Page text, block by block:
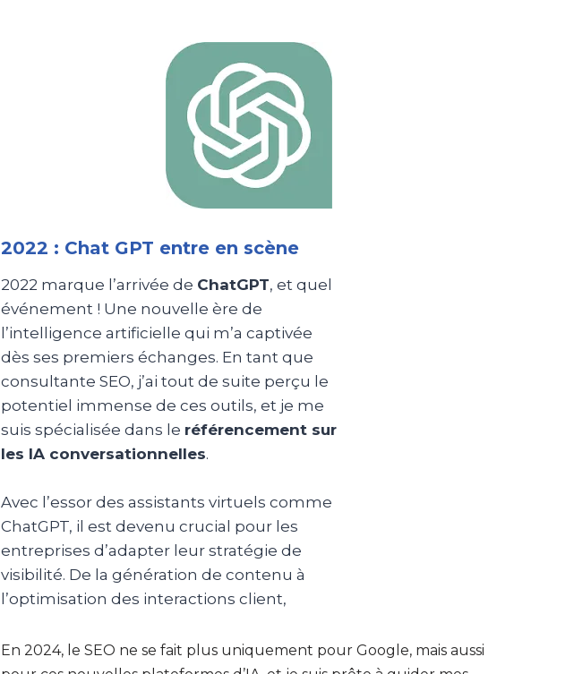
2022 : Chat GPT entre en scène
2022 marque l’arrivée de ChatGPT, et quel
événement ! Une nouvelle ère de
l’intelligence artificielle qui m’a captivée
dès ses premiers échanges. En tant que
consultante SEO, j’ai tout de suite perçu le
potentiel immense de ces outils, et je me
suis spécialisée dans le référencement sur
les IA conversationnelles.
Avec l’essor des assistants virtuels comme
ChatGPT, il est devenu crucial pour les
entreprises d’adapter leur stratégie de
visibilité. De la génération de contenu à
l’optimisation des interactions client,
En 2024, le SEO ne se fait plus uniquement pour Google, mais aussi